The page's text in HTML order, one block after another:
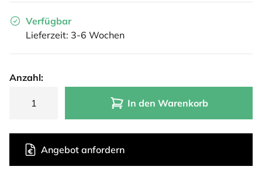
Verfügbar
Lieferzeit: 3-6 Wochen
Anzahl:
In den Warenkorb
Angebot anfordern